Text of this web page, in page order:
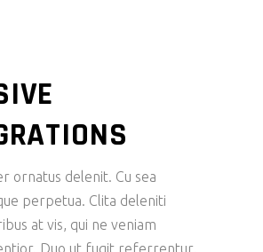
ornatus delenit. Cu sea
perpetua. Clita deleniti
at vis, qui ne veniam
Duo ut fugit referrentur,